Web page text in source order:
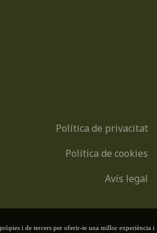
Política de privacitat
Política de cookies
Avís legal
i de tercers per oferir-te una millor experiència i